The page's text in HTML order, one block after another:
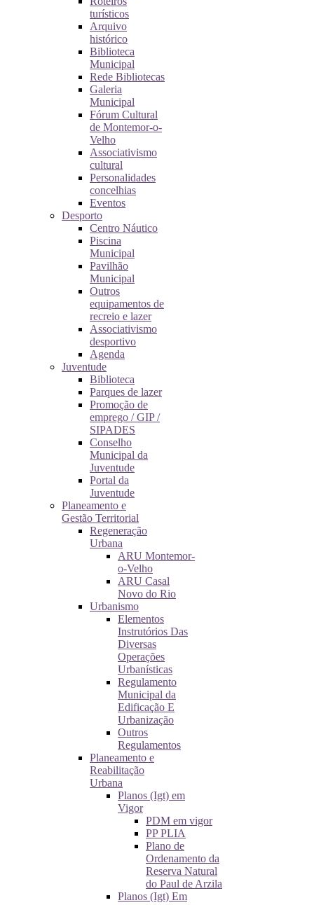
turísticos
Arquivo
histórico
Biblioteca
Municipal
Rede Bibliotecas
Galeria
Municipal
Fórum Cultural
de Montemor-o-
Velho
Associativismo
cultural
Personalidades
concelhias
Eventos
Desporto
Centro Náutico
Piscina
Municipal
Pavilhão
Municipal
Outros
equipamentos de
recreio e lazer
Associativismo
desportivo
Agenda
Juventude
Biblioteca
Parques de lazer
Promoção de
emprego / GIP /
SIPADES
Conselho
Municipal da
Juventude
Portal da
Juventude
Planeamento e
Gestão Territorial
Regeneração
Urbana
ARU Montemor-
o-Velho
ARU Casal
Novo do Rio
Urbanismo
Elementos
Instrutórios Das
Diversas
Operações
Urbanísticas
Regulamento
Municipal da
Edificação E
Urbanização
Outros
Regulamentos
Planeamento e
Reabilitação
Urbana
Planos (Igt) em
Vigor
PDM em vigor
PP PLIA
Plano de
Ordenamento da
Reserva Natural
do Paul de Arzila
Planos (Igt) Em